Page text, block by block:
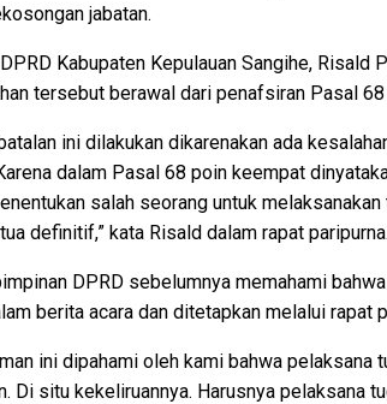
jabatan.
Kabupaten Kepulauan Sangihe, Risald
tersebut berawal dari penafsiran Pasal 68
ini dilakukan dikarenakan ada
dalam Pasal 68 poin keempat
salah seorang untuk
definitif,” kata Risald dalam rapat paripurna.
DPRD sebelumnya memahami
berita acara dan ditetapkan melalui rapat
ini dipahami oleh kami bahwa pelaksana
Di situ kekeliruannya. Harusnya pelaksana